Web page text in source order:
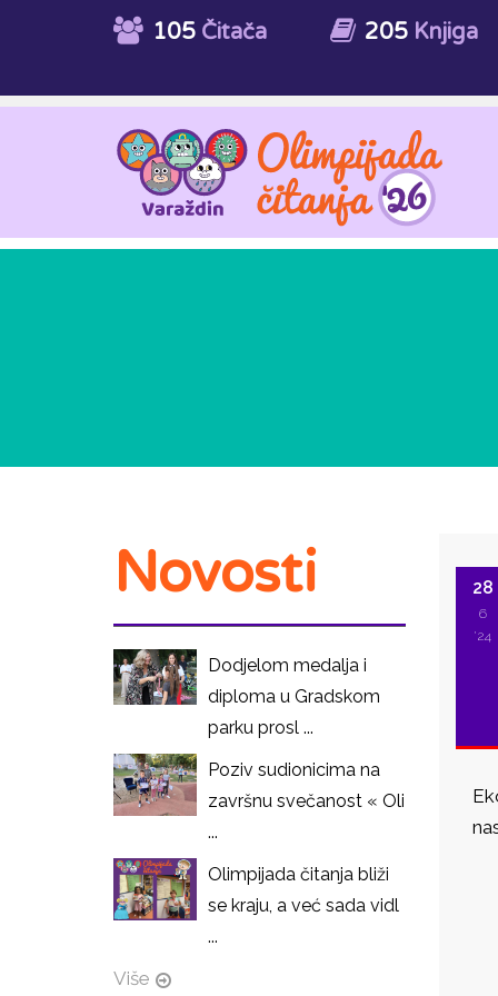
105Čitača 205Knjiga
28
6
'24
Novosti
Dodjelom medalja i
diploma u Gradskom
parku prosl ...
Poziv sudionicima na
završnu svečanost « Oli
...
Olimpijada čitanja bliži
se kraju, a već sada vidl
...
Više